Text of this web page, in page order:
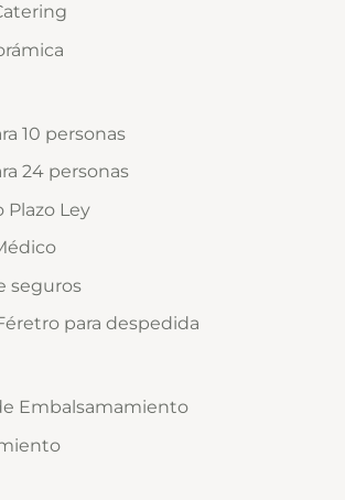
10 personas
24 personas
Ley
seguros
para despedida
Embalsamamiento